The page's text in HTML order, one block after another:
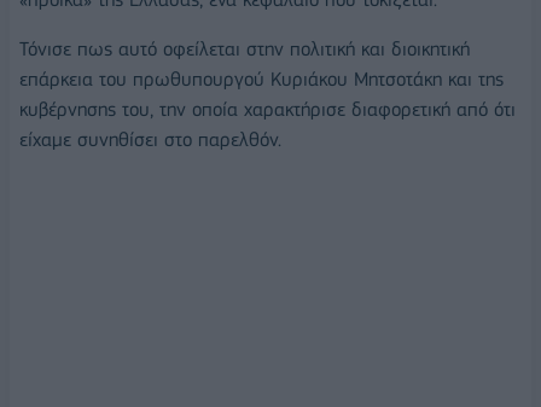
Τόνισε πως αυτό οφείλεται στην πολιτική και διοικητική
επάρκεια του πρωθυπουργού Κυριάκου Μητσοτάκη και της
κυβέρνησης του, την οποία χαρακτήρισε διαφορετική από ότι
είχαμε συνηθίσει στο παρελθόν.